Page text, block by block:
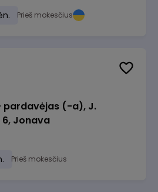
Prieš mokesčius
pardavėjas (-a), J.
Jonava
Prieš mokesčius